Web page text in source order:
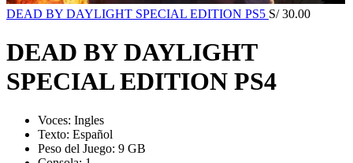
DEAD BY DAYLIGHT SPECIAL EDITION PS5 S/30.00
DEAD BY DAYLIGHT
SPECIAL EDITION PS4
Voces: Ingles
Texto: Español
Peso del Juego: 9 GB